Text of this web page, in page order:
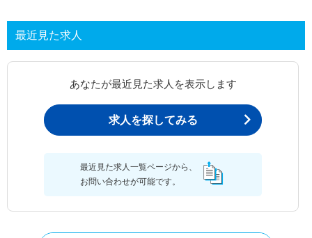
最近見た求人
あなたが最近見た求人を表示します
求人を探してみる
最近見た求人一覧ページから、
お問い合わせが可能です。